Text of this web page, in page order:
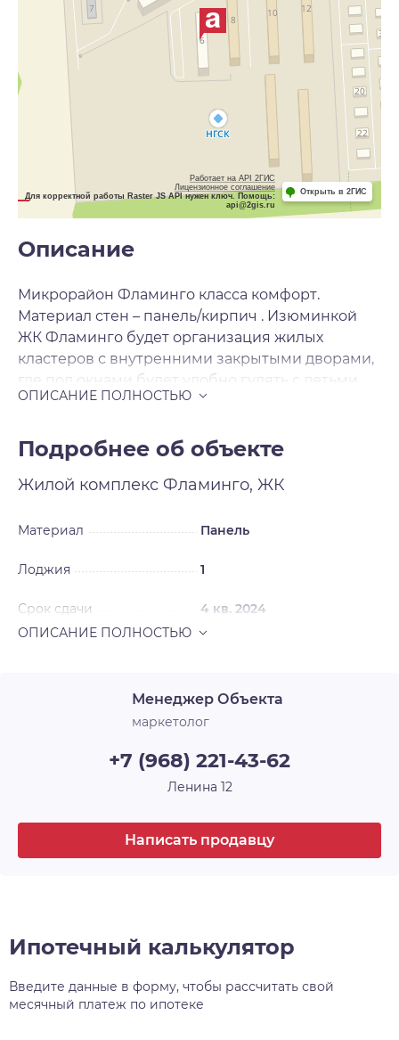
Работает на API 2ГИС
Лицензионное соглашение
Для корректной работы Raster JS API нужен ключ. Помощь:
api@2gis.ru
Открыть в 2ГИС
Описание
Микрорайон Фламинго класса комфорт.
Материал стен – панель/кирпич . Изюминкой
ЖК Фламинго будет организация жилых
кластеров с внутренними закрытыми дворами,
где под окнами будет удобно гулять с детьми.
Для продажи будут предложены 1-2-3-
планировками. Отделка чистовая .
Подробнее об объекте
Жилой комплекс Фламинго, ЖК
Материал Панель
Лоджия 1
Срок сдачи 4 кв. 2024
Менеджер Объекта
маркетолог
+7 (968) 221-43-62
Ленина 12
Написать продавцу
Ипотечный калькулятор
Введите данные в форму, чтобы рассчитать свой
месячный платеж по ипотеке